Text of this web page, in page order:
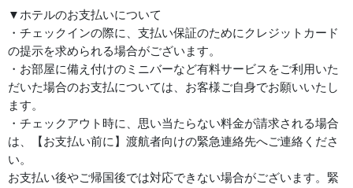
▼ホテルのお支払いについて
・チェックインの際に、支払い保証のためにクレジットカード
の提示を求められる場合がございます。
・お部屋に備え付けのミニバーなど有料サービスをご利用いた
だいた場合のお支払については、お客様ご自身でお願いいたし
ます。
・チェックアウト時に、思い当たらない料金が請求される場合
は、【お支払い前に】渡航者向けの緊急連絡先へご連絡くださ
い。
お支払い後やご帰国後では対応できない場合がございます。緊